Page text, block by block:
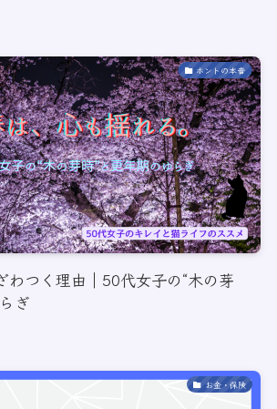
ホントの本音
わつく理由｜50代女子の“木の芽
ぎ
お金・保険